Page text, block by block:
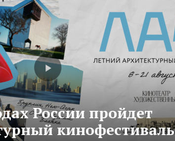
России пройдет
кинофестиваль